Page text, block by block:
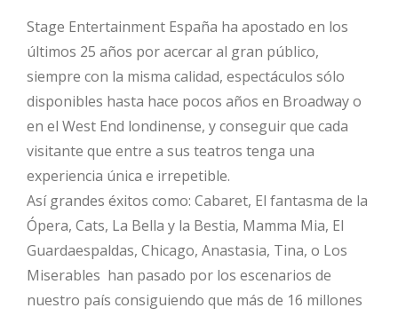
Stage Entertainment España ha apostado en los
últimos 25 años por acercar al gran público,
siempre con la misma calidad, espectáculos sólo
disponibles hasta hace pocos años en Broadway o
en el West End londinense, y conseguir que cada
visitante que entre a sus teatros tenga una
experiencia única e irrepetible.
Así grandes éxitos como: Cabaret, El fantasma de la
Ópera, Cats, La Bella y la Bestia, Mamma Mia, El
Guardaespaldas, Chicago, Anastasia, Tina, o Los
Miserables han pasado por los escenarios de
nuestro país consiguiendo que más de 16 millones